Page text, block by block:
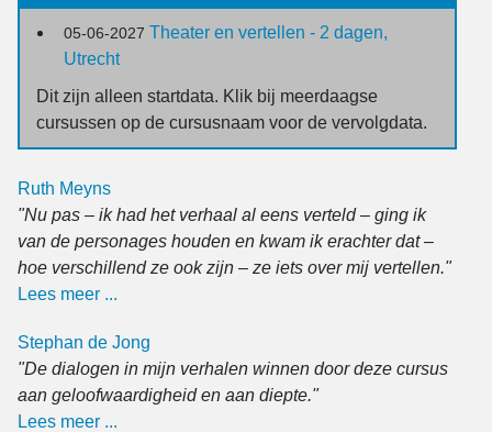
05-06-2027 Theater en vertellen - 2 dagen,
Utrecht
Dit zijn alleen startdata. Klik bij meerdaagse
cursussen op de cursusnaam voor de vervolgdata.
Ruth Meyns
"Nu pas – ik had het verhaal al eens verteld – ging ik
van de personages houden en kwam ik erachter dat –
hoe verschillend ze ook zijn – ze iets over mij vertellen."
Lees meer ...
Stephan de Jong
"De dialogen in mijn verhalen winnen door deze cursus
aan geloofwaardigheid en aan diepte."
Lees meer ...